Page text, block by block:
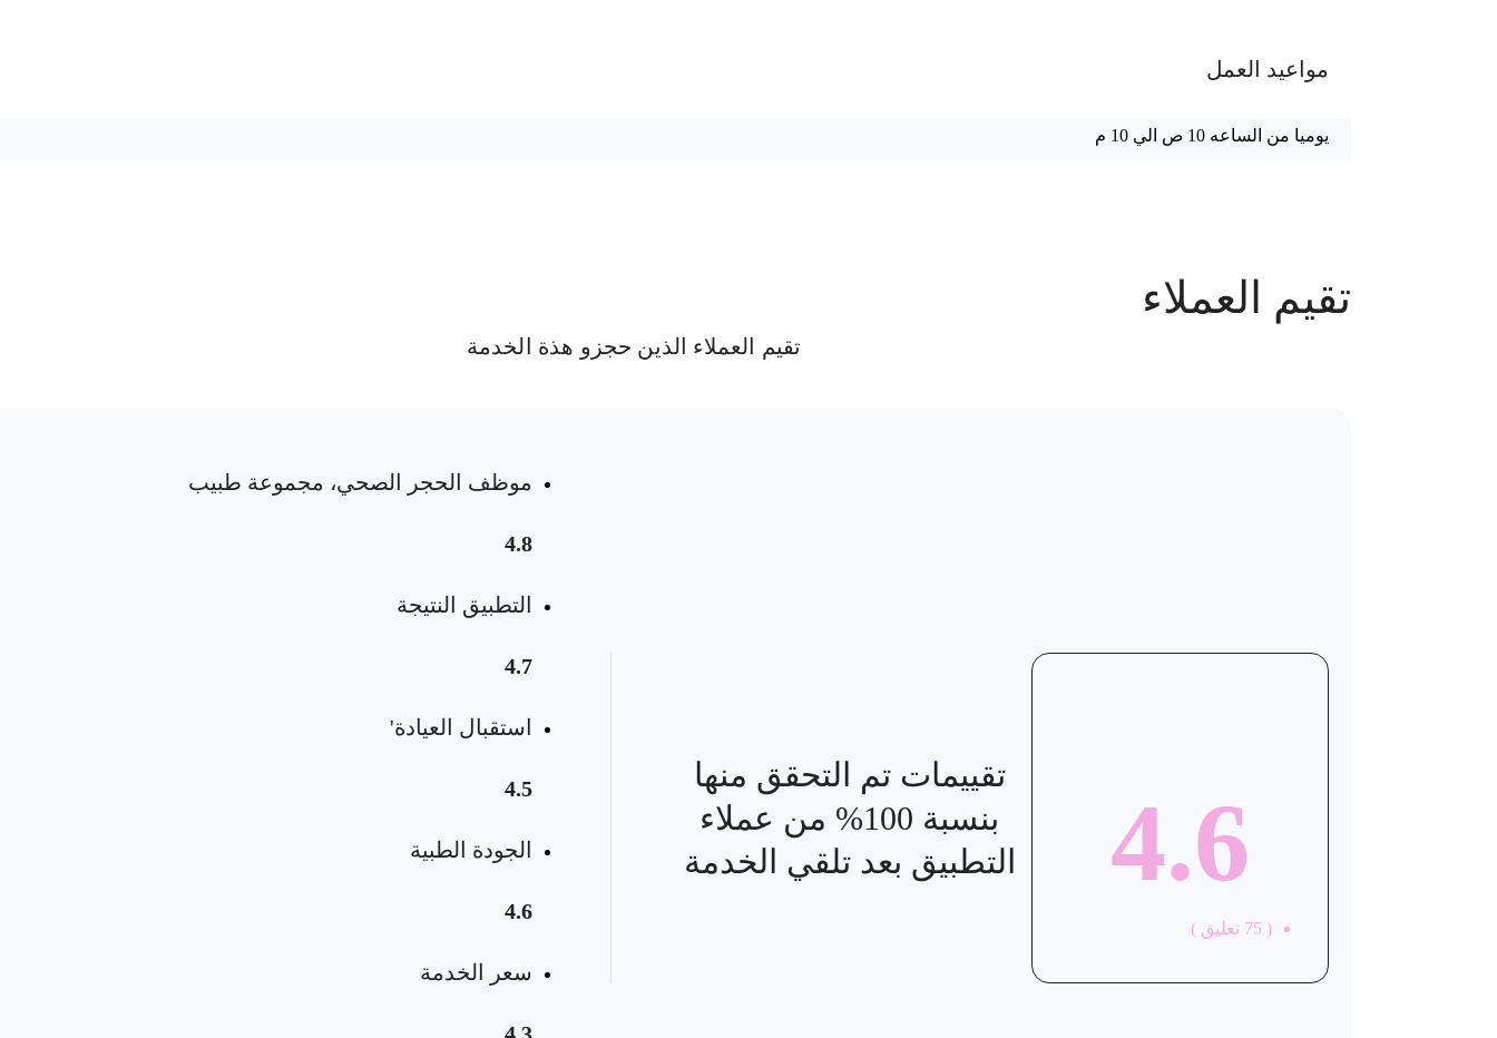
مواعيد العمل
يوميا من الساعه 10 ص الي 10 م
75 حجز
تقيم العملاء
تقيم العملاء الذين حجزو هذة الخدمة
4.6
(
75 تعليق )
تقييمات تم التحقق منها
بنسبة 100% من عملاء
التطبيق بعد تلقي الخدمة
موظف الحجر الصحي، مجموعة طبيب
4.8
التطبيق النتيجة
4.7
استقبال العيادة'
4.5
الجودة الطبية
4.6
سعر الخدمة